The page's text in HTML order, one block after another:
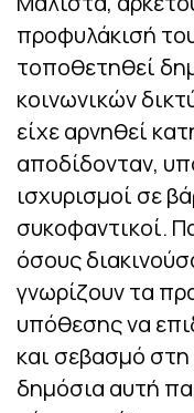
προφυλάκισή
τοποθετηθεί
κοινωνικών
είχε αρνηθεί
αποδίδονταν,
ισχυρισμοί σε
συκοφαντικοί.
όσους
γνωρίζουν τα
υπόθεσης να
και σεβασμό στη
δημόσια αυτή